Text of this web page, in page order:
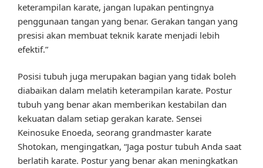
keterampilan karate, jangan lupakan pentingnya
penggunaan tangan yang benar. Gerakan tangan yang
presisi akan membuat teknik karate menjadi lebih
efektif.”
Posisi tubuh juga merupakan bagian yang tidak boleh
diabaikan dalam melatih keterampilan karate. Postur
tubuh yang benar akan memberikan kestabilan dan
kekuatan dalam setiap gerakan karate. Sensei
Keinosuke Enoeda, seorang grandmaster karate
Shotokan, mengingatkan, “Jaga postur tubuh Anda saat
berlatih karate. Postur yang benar akan meningkatkan